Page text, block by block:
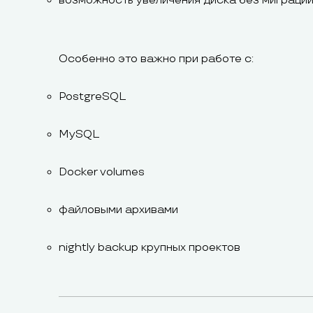
Особенно это важно при работе с:
PostgreSQL
MySQL
Docker volumes
файловыми архивами
nightly backup крупных проектов